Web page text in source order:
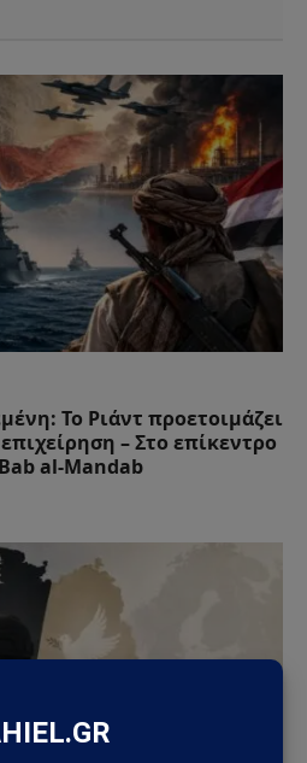
Το Ριάντ προετοιμάζει
– Στο επίκεντρο
al-Mandab